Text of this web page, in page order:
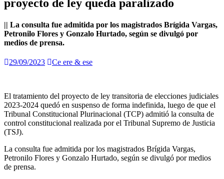
proyecto de ley queda paralizado
|| La consulta fue admitida por los magistrados Brígida Vargas,
Petronilo Flores y Gonzalo Hurtado, según se divulgó por
medios de prensa.
29/09/2023 Ce ere & ese
El tratamiento del proyecto de ley transitoria de elecciones judiciales
2023-2024 quedó en suspenso de forma indefinida, luego de que el
Tribunal Constitucional Plurinacional (TCP) admitió la consulta de
control constitucional realizada por el Tribunal Supremo de Justicia
(TSJ).
La consulta fue admitida por los magistrados Brígida Vargas,
Petronilo Flores y Gonzalo Hurtado, según se divulgó por medios
de prensa.